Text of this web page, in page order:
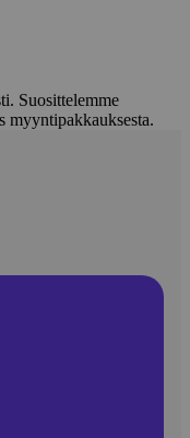
Suosittelemme
myyntipakkauksesta.